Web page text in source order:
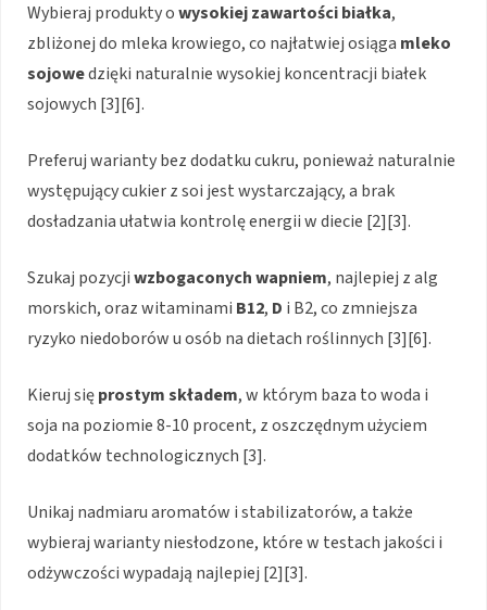
Wybieraj produkty owysokiej zawartości białka,
zbliżonej do mleka krowiego, co najłatwiej osiąga mleko
sojowedzięki naturalnie wysokiej koncentracji białek
sojowych [3][6].
Preferuj warianty bez dodatku cukru, ponieważ naturalnie
występujący cukier z soi jest wystarczający, a brak
dosładzania ułatwia kontrolę energii w diecie [2][3].
Szukaj pozycjiwzbogaconych wapniem, najlepiej z alg
morskich, oraz witaminami B12, D i B2, co zmniejsza
ryzyko niedoborów u osób na dietach roślinnych [3][6].
Kieruj sięprostym składem, w którym baza to woda i
soja na poziomie 8-10 procent, z oszczędnym użyciem
dodatków technologicznych [3].
Unikaj nadmiaru aromatów i stabilizatorów, a także
wybieraj warianty niesłodzone, które w testach jakości i
odżywczości wypadają najlepiej [2][3].